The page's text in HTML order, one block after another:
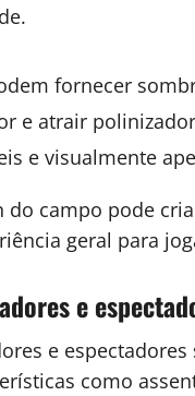
fornecer
e atrair
e visualmente
campo pode
geral para
e
e
como